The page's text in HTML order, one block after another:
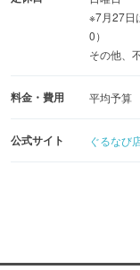
※7月27日
0）
その他、
料金・費用 平均予算
公式サイト ぐるなび